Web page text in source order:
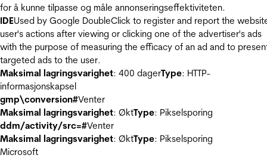
for å kunne tilpasse og måle annonseringseffektiviteten.
IDEUsed by Google DoubleClick to register and report the
user's actions after viewing or clicking one of the advertiser's ads
with the purpose of measuring the efficacy of an ad and to
targeted ads to the user.
Maksimal lagringsvarighet: 400 dagerType: HTTP-
informasjonskapsel
gmp\conversion#Venter
Maksimal lagringsvarighet: ØktType: Pikselsporing
ddm/activity/src=#Venter
Maksimal lagringsvarighet: ØktType: Pikselsporing
Microsoft